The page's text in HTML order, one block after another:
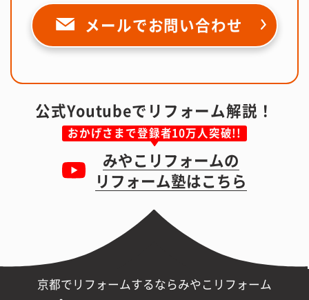
メールでお問い合わせ
公式Youtubeでリフォーム解説！
おかげさまで登録者10万人突破!!
みやこリフォームの
リフォーム塾はこちら
京都でリフォームするならみやこリフォーム